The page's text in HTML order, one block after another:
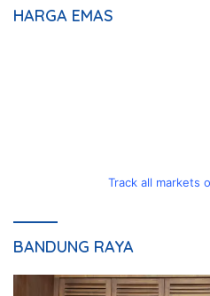
HARGA EMAS
Track all markets
BANDUNG RAYA